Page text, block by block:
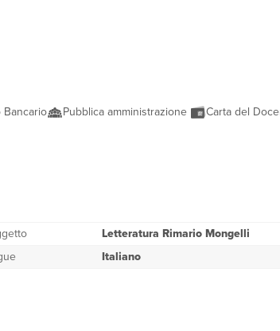
Bancario Pubblica amministrazione Carta del
Letteratura Rimario Mongelli
Italiano